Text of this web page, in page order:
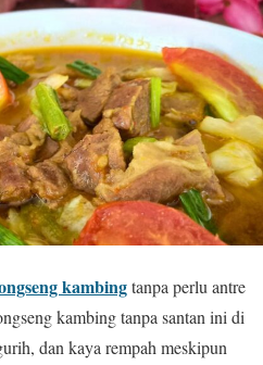
kambingtanpa perlu antre
kambing tanpa santan ini di
dan kaya rempah meskipun